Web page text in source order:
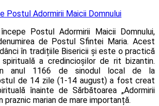
Postul Adormirii Maicii Domnului,
de Postul Sfintei Maria. Acest
în tradițiile Bisericii și este o practică
a credincioșilor de rit bizantin.
anul 1166 de sinodul local de la
de 14 zile (1-14 august) a fost creat
înainte de Sărbătoarea „Adormirii
praznic marian de mare importanță.